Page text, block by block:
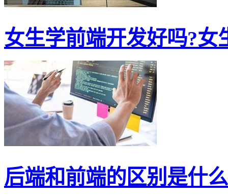
女生学前端开发好吗?女
后端和前端的区别是什